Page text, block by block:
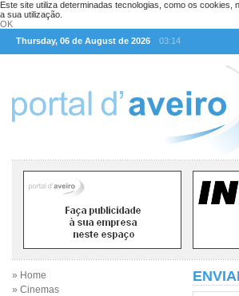
Este site utiliza determinadas tecnologias, como os
a sua utilização.
OK
Thursday, 06 de August de 2026
03:14
» Home
» Cinemas